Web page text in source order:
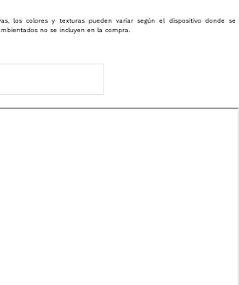
los colores y texturas pueden variar según el dispositivo donde se
no se incluyen en la compra.